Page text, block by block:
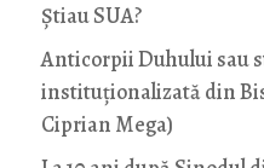
Știau SUA?
Anticorpii Duhului sau
instituționalizată din
Ciprian Mega)